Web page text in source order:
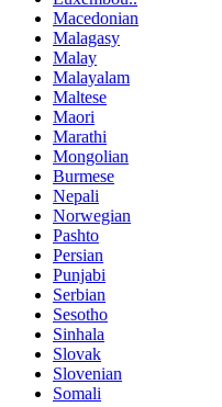
Macedonian
Malagasy
Malay
Malayalam
Maltese
Maori
Marathi
Mongolian
Burmese
Nepali
Norwegian
Pashto
Persian
Punjabi
Serbian
Sesotho
Sinhala
Slovak
Slovenian
Somali